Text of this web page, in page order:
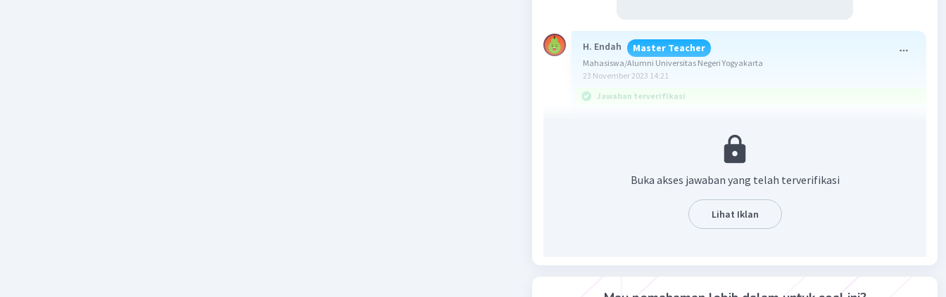
H. Endah Master Teacher
Mahasiswa/Alumni Universitas Negeri Yogyakarta
23 November 2023 14:21
Jawaban terverifikasi
f(x) = H(x) · P(x) + S(x)
Buka akses jawaban yang telah terverifikasi
Lihat Iklan